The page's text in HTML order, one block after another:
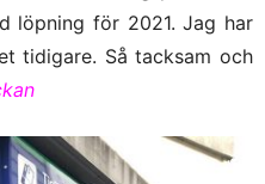
löpning för 2021. Jag har
tidigare. Så tacksam och